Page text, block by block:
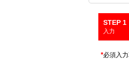
STEP 1
入力
*必須入力